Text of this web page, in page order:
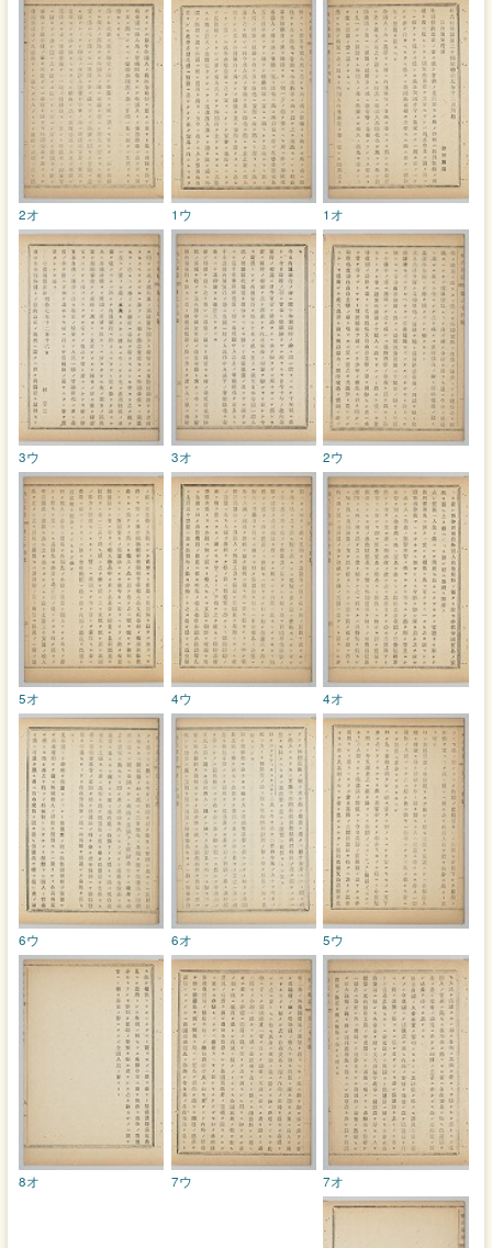
1オ
1ウ
2オ
2ウ
3オ
3ウ
4オ
4ウ
5オ
5ウ
6オ
6ウ
7オ
7ウ
8オ